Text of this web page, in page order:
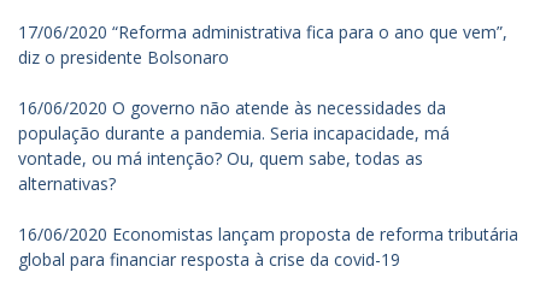
17/06/2020 “Reforma administrativa fica para o ano que vem”,
diz o presidente Bolsonaro
16/06/2020 O governo não atende às necessidades da
população durante a pandemia. Seria incapacidade, má
vontade, ou má intenção? Ou, quem sabe, todas as
alternativas?
16/06/2020 Economistas lançam proposta de reforma tributária
global para financiar resposta à crise da covid-19